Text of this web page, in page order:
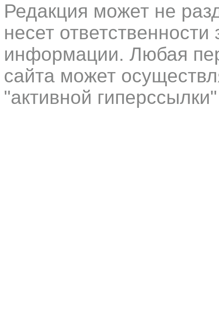
Редакция может не
несет
информации. Любая
сайта может
"активной